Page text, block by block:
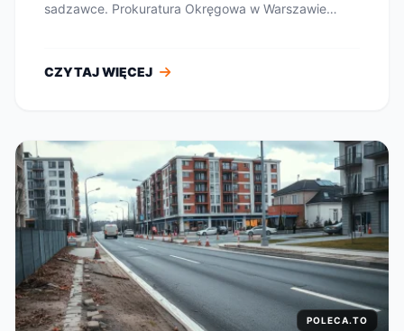
sadzawce. Prokuratura Okręgowa w Warszawie
CZYTAJ WIĘCEJ
POLECA.TO